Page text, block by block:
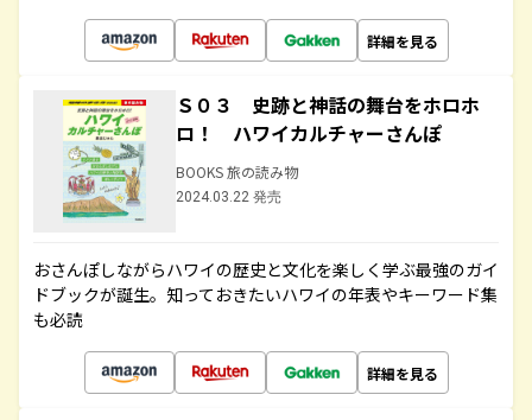
詳細を見る
Ｓ０３ 史跡と神話の舞台をホロホ
ロ！ ハワイカルチャーさんぽ
BOOKS 旅の読み物
2024.03.22 発売
おさんぽしながらハワイの歴史と文化を楽しく学ぶ最強のガイ
ドブックが誕生。知っておきたいハワイの年表やキーワード集
も必読
詳細を見る